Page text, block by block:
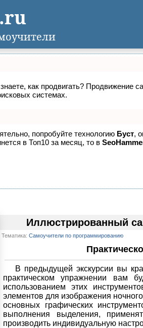
как продвигать?
системах.
попробуйте технологию Буст,
в Топ10 за месяц, то в
Иллюстрированный
Тематика: Самоучители по программированию
В предыдущей экскурсии вы
практическом упражнении вам
использованием этих
элементов для изображения
основных графических
выполнения выделения,
производить индивидуальную